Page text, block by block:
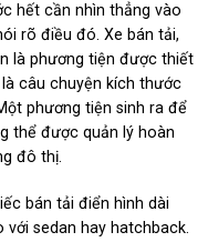
hết cần nhìn thẳng vào
rõ điều đó. Xe bán tải,
là phương tiện được thiết
câu chuyện kích thước
phương tiện sinh ra để
thể được quản lý hoàn
đô thị.
bán tải điển hình dài
với sedan hay hatchback.